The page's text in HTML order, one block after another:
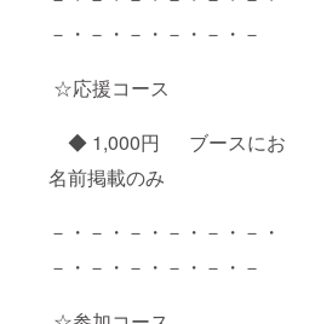
－・－・－・－・－・－
☆応援コース
◆ 1,000円 ブースにお
名前掲載のみ
－・－・－・－・－・－・
－・－・－・－・－・－